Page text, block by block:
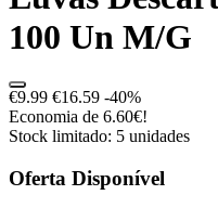
100 Un M/G
€9.99 €16.59 -40%
Economia de 6.60€!
Stock limitado: 5 unidades
Oferta Disponível